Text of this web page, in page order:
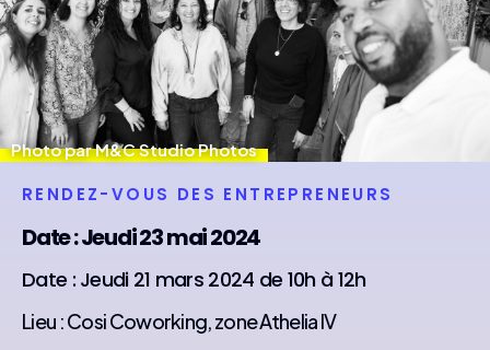
Photo par M&C Studio Photos
RENDEZ-VOUS DES ENTREPRENEURS
Date : Jeudi 23 mai 2024
Date : Jeudi 21 mars 2024 de 10h à 12h
Lieu : Cosi Coworking, zone Athelia IV